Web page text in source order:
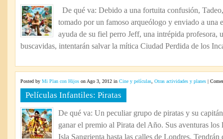
De qué va: Debido a una fortuita confusión,
tomado por un famoso arqueólogo y enviado a una
ayuda de su fiel perro Jeff, una intrépida profesora,
buscavidas, intentarán salvar la mítica Ciudad Perdida de los
Posted by Mi Plan con Hijos on Ago 3, 2012 in Cine y películas Otras actividades y planes |
Películas Infantiles: Piratas
De qué va: Un peculiar grupo de piratas y su
ganar el premio al Pirata del Año. Sus aventuras los
Isla Sangrienta hasta las calles de Londres. Tendrán